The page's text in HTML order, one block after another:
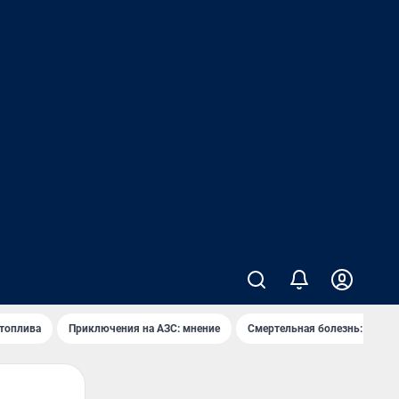
Приключения на АЗС: мнение Смертельная болезнь: